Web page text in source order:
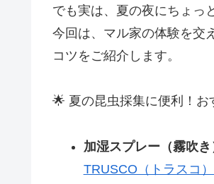
でも実は、夏の夜にちょっ
今回は、マル家の体験を交
コツをご紹介します。
🌟 夏の昆虫採集に便利！お
加湿スプレー（霧吹き
TRUSCO（トラスコ